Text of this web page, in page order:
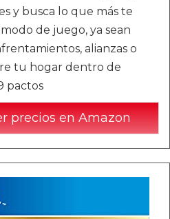
y busca lo que más te
de juego, ya sean
alianzas o
tu hogar dentro de
pactos
precios en Amazon